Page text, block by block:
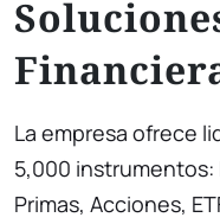
La empresa ofrece
5,000 instrumentos:
Primas, Acciones,